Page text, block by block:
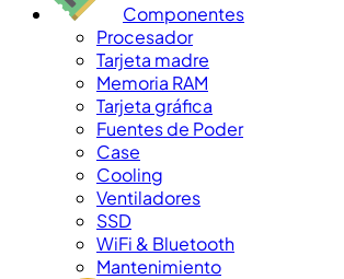
Componentes
Procesador
Tarjeta madre
Memoria RAM
Tarjeta gráfica
Fuentes de Poder
Case
Cooling
Ventiladores
SSD
WiFi & Bluetooth
Mantenimiento